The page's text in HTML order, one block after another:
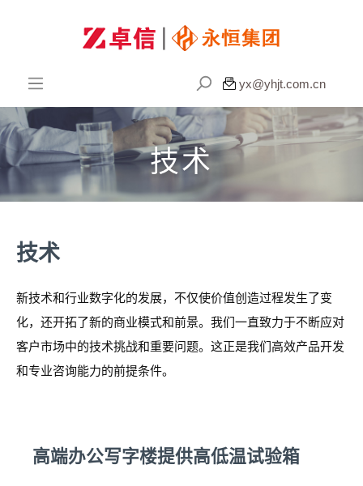
 yx@yhjt.com.cn
技术
技术
新技术和行业数字化的发展，不仅使价值创造过程发生了变
化，还开拓了新的商业模式和前景。我们一直致力于不断应对
客户市场中的技术挑战和重要问题。这正是我们高效产品开发
和专业咨询能力的前提条件。
高端办公写字楼提供高低温试验箱